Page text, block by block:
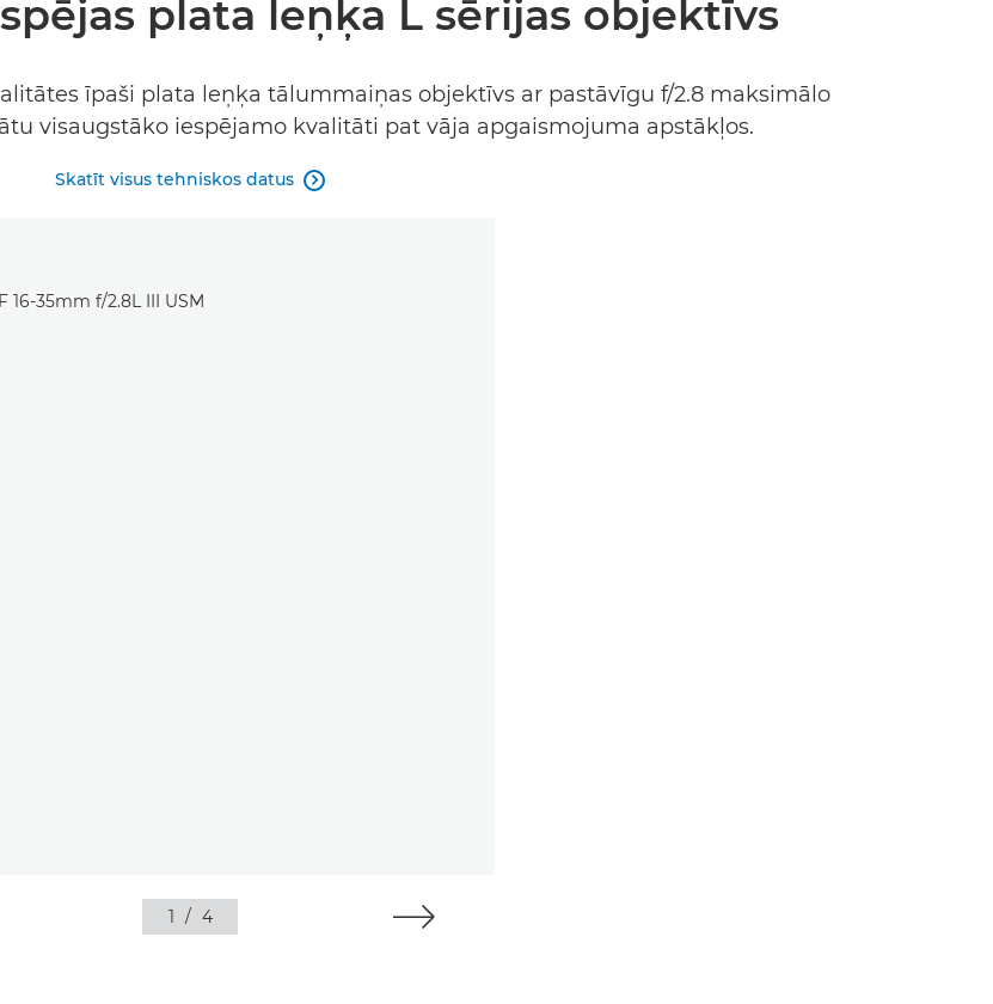
plata leņķa L sērijas objektīvs
īpaši plata leņķa tālummaiņas objektīvs ar pastāvīgu f/2.8 maksimālo
visaugstāko iespējamo kvalitāti pat vāja apgaismojuma apstākļos.
Skatīt visus tehniskos datus 
1 / 4